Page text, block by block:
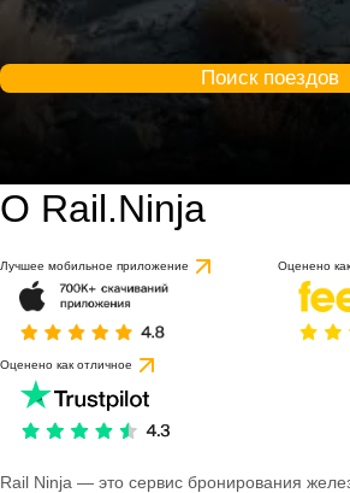
Поиск поездов
О Rail.Ninja
Лучшее мобильное приложение Оценено
Оценено как отличное
Rail Ninja — это сервис бронирования